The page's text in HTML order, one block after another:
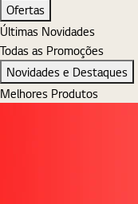
Ofertas
Últimas Novidades
Todas as Promoções
Novidades e Destaques
Melhores Produtos